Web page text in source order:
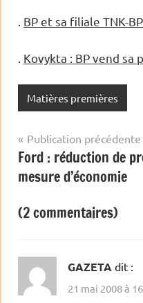
BP et sa filiale TNK-
Kovykta : BP vend sa
Matières premières
Navigation
de
l’article
Publication précédente
Ford : réduction de
mesure d’économie
(2 commentaires)
GAZETA dit :
21 mai 2008 à